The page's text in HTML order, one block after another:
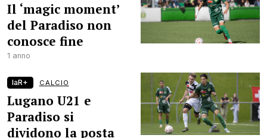
Il ‘magic moment’
del Paradiso non
conosce fine
1 anno
laR+ CALCIO
Lugano U21 e
Paradiso si
dividono la posta